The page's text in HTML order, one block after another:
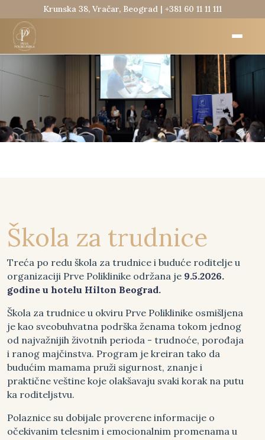
Krunska 38, Vračar, Beograd | +381 60 11 11 111
Škola za trudnice
Treća po redu škola za trudnice i buduće roditelje u
organizaciji Prve Poliklinike održana je 9.5.2026.
godine u hotelu Hilton Beograd.
Škola za trudnice u okviru Prve Poliklinike osmišljena
je kao sveobuhvatna podrška ženama tokom jednog
od najvažnijih životnih perioda - trudnoće, porođaja
i ranog majčinstva. Program je kreiran tako da
budućim mamama pruži sigurnost, znanje i
praktične veštine koje olakšavaju svaki korak na putu
ka roditeljstvu.
Polaznice su dobijale proverene informacije o
očekivanim telesnim i emocionalnim promenama u